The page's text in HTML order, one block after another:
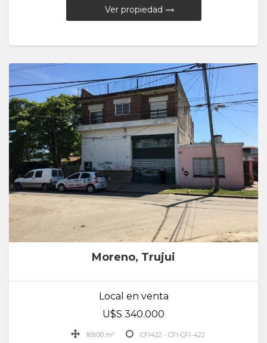
Ver propiedad
Moreno, Trujui
Local en venta
U$S 340.000
169.00 m² CFI422 - CFI-CFI-422